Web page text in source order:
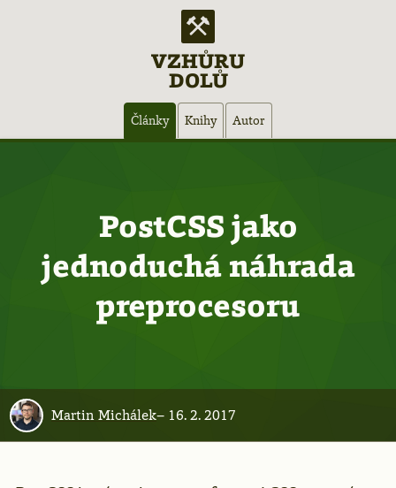
VZHŮRU
DOLŮ
Články Knihy Autor
PostCSS jako
jednoduchá náhrada
preprocesoru
Martin Michálek– 16. 2. 2017